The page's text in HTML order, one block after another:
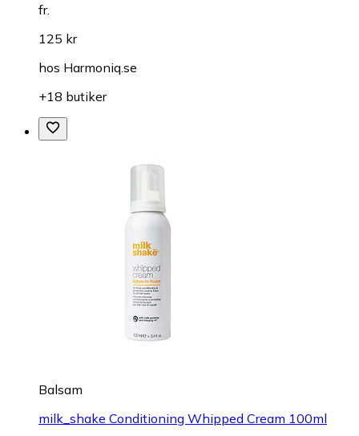
fr.
125 kr
hos Harmoniq.se
+18 butiker
Balsam
milk_shake Conditioning Whipped Cream 100ml